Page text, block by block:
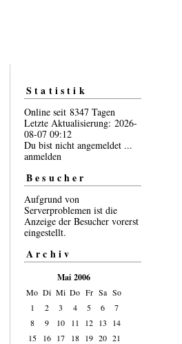
Statistik
Online seit 8347 Tagen
Letzte Aktualisierung: 2026-
08-07 09:12
Du bist nicht angemeldet ...
anmelden
Besucher
Aufgrund von
Serverproblemen ist die
Anzeige der Besucher vorerst
eingestellt.
Archiv
Mai 2006
Mo Di Mi Do Fr Sa So
1
2 3 4 5 6
7
8
9 10 11 12 13
14
15
16 17 18 19 20 21